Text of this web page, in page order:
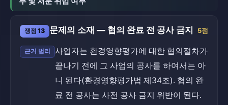
쟁점 13 문제의 소재 — 협의 완료 전 공사 금지 5점
근거 법리
사업자는 환경영향평가에 대한 협의절차가
끝나기 전에 그 사업의 공사를 하여서는 아
니 된다(환경영향평가법 제34조). 협의 완
료 전 공사는 사전 공사 금지 위반이 된다.